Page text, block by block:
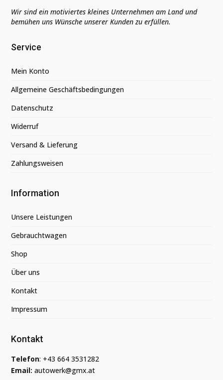
Wir sind ein motiviertes kleines Unternehmen am Land und
bemühen uns Wünsche unserer Kunden zu erfüllen.
Service
Mein Konto
Allgemeine Geschäftsbedingungen
Datenschutz
Widerruf
Versand & Lieferung
Zahlungsweisen
Information
Unsere Leistungen
Gebrauchtwagen
Shop
Über uns
Kontakt
Impressum
Kontakt
Telefon: +43 664 3531282
Email: autowerk@gmx.at